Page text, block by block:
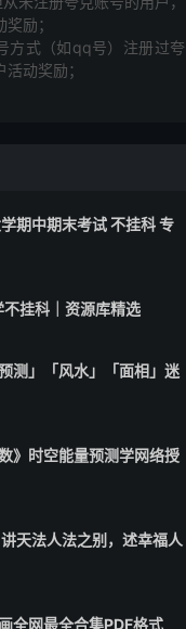
励；
方式（如qq号）注册过夸
动奖励；
期中期末考试 不挂科 专
挂科｜资源库精选
测」「风水」「面相」迷
》时空能量预测学网络授
讲天法人法之别，述幸福人
全网最全合集PDF格式